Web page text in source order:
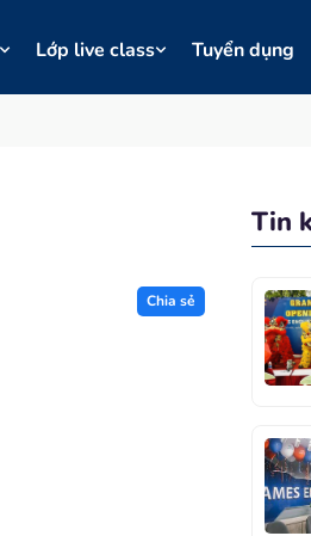
Lớp live class Tuyển dụng
Chia sẻ
Tin